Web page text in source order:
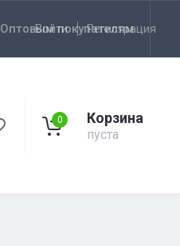
Оптовым покупателям
Войти Регистрация
0 Корзина
пуста